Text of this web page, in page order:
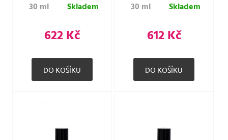
30 ml Skladem
622 Kč
30 ml Skladem
612 Kč